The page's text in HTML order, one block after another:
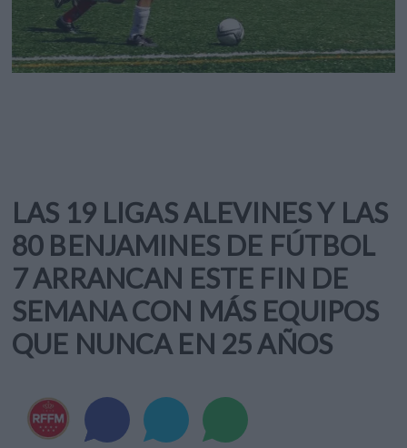
LAS 19 LIGAS ALEVINES Y LAS
80 BENJAMINES DE FÚTBOL
7 ARRANCAN ESTE FIN DE
SEMANA CON MÁS EQUIPOS
QUE NUNCA EN 25 AÑOS